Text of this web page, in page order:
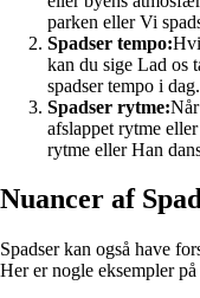
parken eller Vi
Spadser tempo:
kan du sige Lad os
spadser tempo i dag.
Spadser rytme:
afslappet rytme
rytme eller Han
Nuancer af
Spadser kan også have
Her er nogle eksempler